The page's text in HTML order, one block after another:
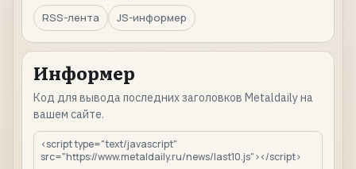
RSS-лента
JS-информер
Информер
Код для вывода последних заголовков Metaldaily на
вашем сайте.